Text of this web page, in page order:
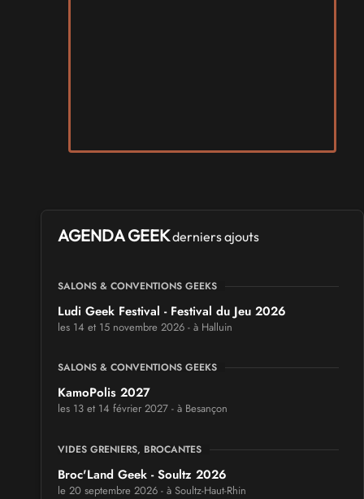
AGENDA GEEKderniers ajouts
SALONS & CONVENTIONS GEEKS
Ludi Geek Festival - Festival du Jeu 2026
les 14 et 15 novembre 2026 - à Halluin
SALONS & CONVENTIONS GEEKS
KamoPolis 2027
les 13 et 14 février 2027 - à Besançon
VIDES GRENIERS, BROCANTES
Broc'Land Geek - Soultz 2026
le 20 septembre 2026 - à Soultz-Haut-Rhin